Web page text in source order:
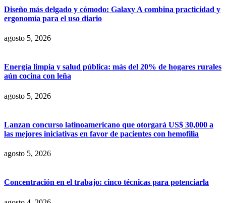
Diseño más delgado y cómodo: Galaxy A combina practicidad y
ergonomía para el uso diario
agosto 5, 2026
Energía limpia y salud pública: más del 20% de hogares rurales
aún cocina con leña
agosto 5, 2026
Lanzan concurso latinoamericano que otorgará US$ 30,000 a
las mejores iniciativas en favor de pacientes con hemofilia
agosto 5, 2026
Concentración en el trabajo: cinco técnicas para potenciarla